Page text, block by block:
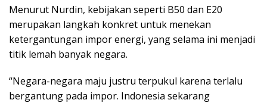
Menurut Nurdin, kebijakan seperti B50 dan E20
merupakan langkah konkret untuk menekan
ketergantungan impor energi, yang selama ini menjadi
titik lemah banyak negara.
“Negara-negara maju justru terpukul karena terlalu
bergantung pada impor. Indonesia sekarang